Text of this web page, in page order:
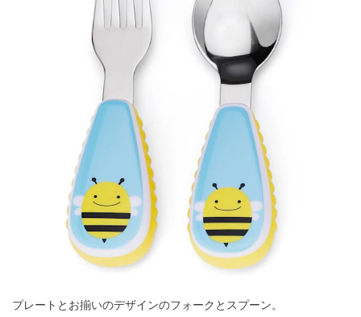
プレートとお揃いのデザインのフォークとスプーン。